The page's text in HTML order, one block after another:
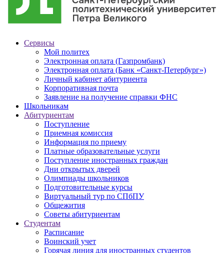
Сервисы
Мой политех
Электронная оплата (Газпромбанк)
Электронная оплата (Банк «Санкт-Петербург»)
Личный кабинет абитуриента
Корпоративная почта
Заявление на получение справки ФНС
Школьникам
Абитуриентам
Поступление
Приемная комиссия
Информация по приему
Платные образовательные услуги
Поступление иностранных граждан
Дни открытых дверей
Олимпиады школьников
Подготовительные курсы
Виртуальный тур по СПбПУ
Общежития
Советы абитуриентам
Студентам
Расписание
Воинский учет
Горячая линия для иностранных студентов